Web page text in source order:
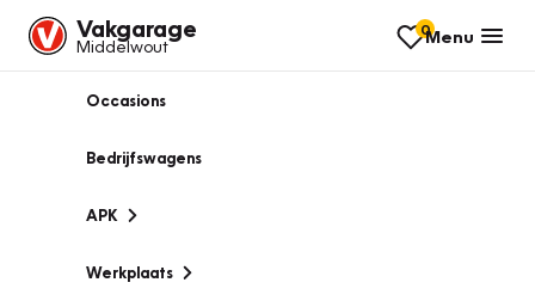
Vakgarage
Middelwout
0Menu
Occasions
Bedrijfswagens
APK
Werkplaats